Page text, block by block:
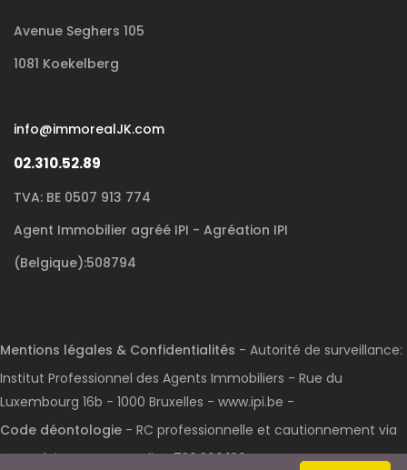
Avenue Seghers 105
1081 Koekelberg
info@immorealJK.com
02.310.52.89
TVA: BE 0507 913 774
Agent Immobilier agréé IPI - Agréation IPI
(Belgique):508794
Mentions légales & Confidentialités - Autorité de surveillance:
Institut Professionnel des Agents Immobiliers - Rue du
Luxembourg 16b - 1000 Bruxelles - www.ipi.be -
Code déontologie - RC professionnelle et cautionnement via
AXA Belgium S.A. : n° police 730.390.160